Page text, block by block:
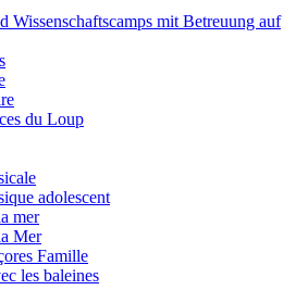
Wissenschaftscamps mit Betreuung auf
du Loup
adolescent
mer
Mer
Famille
les baleines